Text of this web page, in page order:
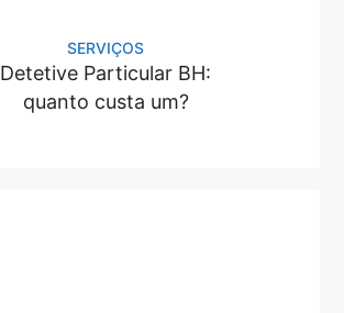
SERVIÇOS
Detetive Particular BH:
quanto custa um?